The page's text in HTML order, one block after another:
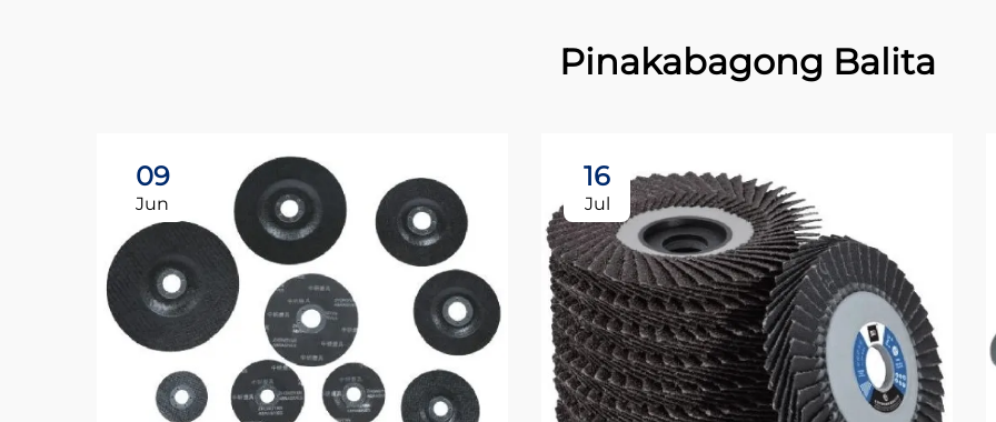
Pinakabagong Balita
09
Jun
16
Jul